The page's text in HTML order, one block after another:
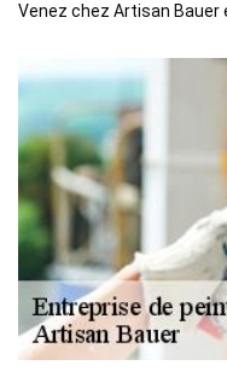
Venez chez Artisan Bauer